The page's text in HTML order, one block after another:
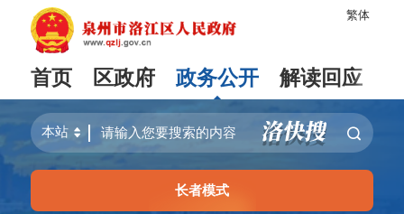
繁体
首页 区政府 政务公开 解读回应
长者模式